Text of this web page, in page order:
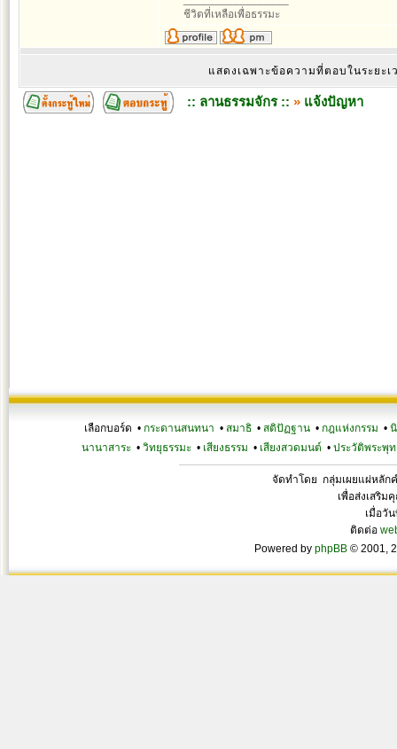
ชีวิตที่เหลือเพื่อธรรมะ
แสดงเฉพาะข้อความที่ตอบในระยะ
:: ลานธรรมจักร :: » แจ้งปัญหา
เลือกบอร์ด • กระดานสนทนา • สมาธิ • สติปัฏฐาน • กฎแห่งกรรม •
นานาสาระ• วิทยุธรรมะ• เสียงธรรม • เสียงสวดมนต์ • ประวัติพระพุท
จัดทำโดย กลุ่มเผยแผ่หลัก
เพื่อส่งเสริม
เมื่อวั
ติดต่อ
Powered by phpBB © 2001,